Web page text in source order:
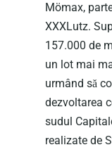
Mömax,
XXXLutz.
157.000 de
un lot mai
urmând să
dezvoltarea
sudul
realizate de